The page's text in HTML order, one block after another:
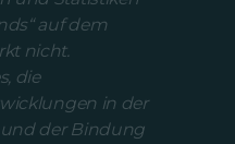
auf dem
nicht.
die
in der
der Bindung